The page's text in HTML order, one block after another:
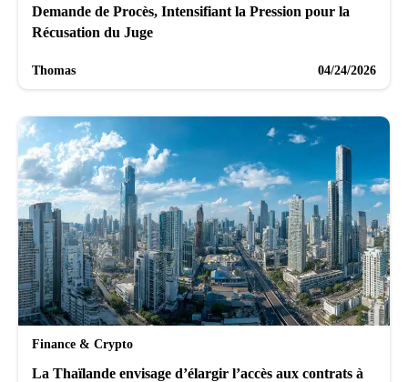
Demande de Procès, Intensifiant la Pression pour la
Récusation du Juge
Thomas 04/24/2026
Finance & Crypto
La Thaïlande envisage d’élargir l’accès aux contrats à